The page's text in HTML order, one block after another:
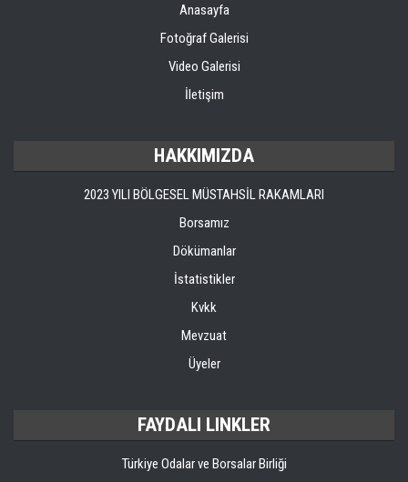
Anasayfa
Fotoğraf Galerisi
Video Galerisi
İletişim
HAKKIMIZDA
2023 YILI BÖLGESEL MÜSTAHSİL RAKAMLARI
Borsamız
Dökümanlar
İstatistikler
Kvkk
Mevzuat
Üyeler
FAYDALI LINKLER
Türkiye Odalar ve Borsalar Birliği